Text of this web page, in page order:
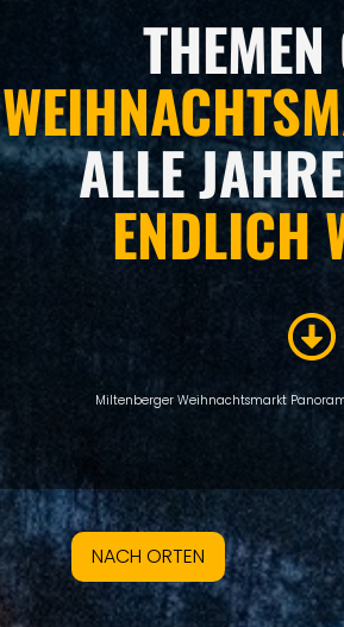
ALLE
ENDLICH
Miltenberger Weihnachtsmarkt
NACH ORTEN